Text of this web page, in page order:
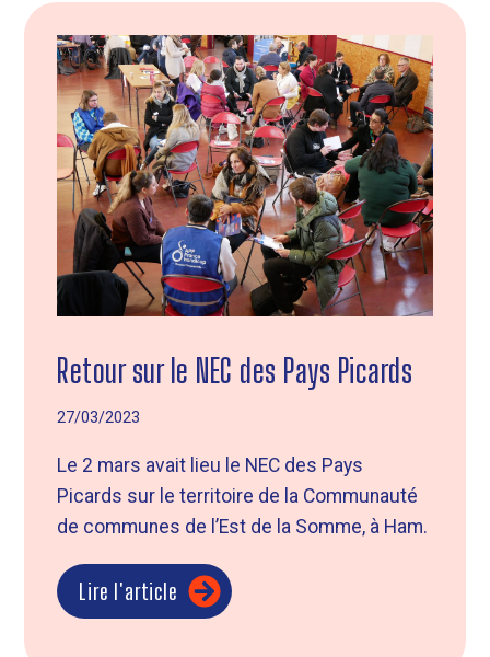
Retour sur le NEC des Pays Picards
27/03/2023
Le 2 mars avait lieu le NEC des Pays
Picards sur le territoire de la Communauté
de communes de l’Est de la Somme, à Ham.
Lire l'article